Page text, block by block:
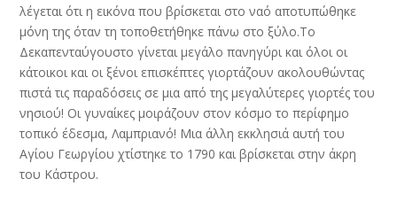
λέγεται ότι η εικόνα που βρίσκεται στο ναό αποτυπώθηκε
μόνη της όταν τη τοποθετήθηκε πάνω στο ξύλο.Το
Δεκαπενταύγουστο γίνεται μεγάλο πανηγύρι και όλοι οι
κάτοικοι και οι ξένοι επισκέπτες γιορτάζουν ακολουθώντας
πιστά τις παραδόσεις σε μια από της μεγαλύτερες γιορτές του
νησιού! Οι γυναίκες μοιράζουν στον κόσμο το περίφημο
τοπικό έδεσμα, Λαμπριανό! Μια άλλη εκκλησιά αυτή του
Αγίου Γεωργίου χτίστηκε το 1790 και βρίσκεται στην άκρη
του Κάστρου.